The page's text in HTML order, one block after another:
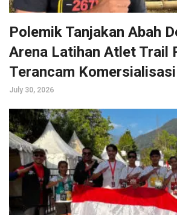
Polemik Tanjakan Abah
Arena Latihan Atlet Trail
Terancam Komersialisasi
July 30, 2026